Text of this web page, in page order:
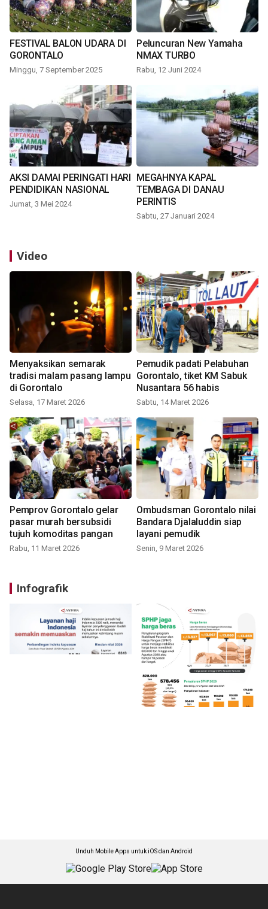
FESTIVAL BALON UDARA DI
GORONTALO
Minggu, 7 September 2025
Peluncuran New Yamaha
NMAX TURBO
Rabu, 12 Juni 2024
AKSI DAMAI PERINGATI HARI
PENDIDIKAN NASIONAL
Jumat, 3 Mei 2024
MEGAHNYA KAPAL
TEMBAGA DI DANAU
PERINTIS
Sabtu, 27 Januari 2024
Video
Menyaksikan semarak
tradisi malam pasang lampu
di Gorontalo
Selasa, 17 Maret 2026
Pemudik padati Pelabuhan
Gorontalo, tiket KM Sabuk
Nusantara 56 habis
Sabtu, 14 Maret 2026
Pemprov Gorontalo gelar
pasar murah bersubsidi
tujuh komoditas pangan
Rabu, 11 Maret 2026
Ombudsman Gorontalo nilai
Bandara Djalaluddin siap
layani pemudik
Senin, 9 Maret 2026
Infografik
Unduh Mobile Apps untuk iOS dan Android